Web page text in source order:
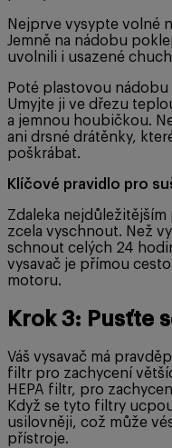
Nejprve vysypte volné
Jemně na nádobu
uvolnili i usazené
Poté plastovou
Umyjte ji ve dřezu
a jemnou houbičkou.
ani drsné drátěnky,
poškrábat.
Klíčové pravidlo pro
Zdaleka
zcela vyschnout. Než
schnout celých 24
vysavač je přímou
motoru.
Krok 3: Pusťte
Váš vysavač má
filtr pro zachycení
HEPA filtr, pro
Když se tyto filtry
usilovněji, což může
přístroje.